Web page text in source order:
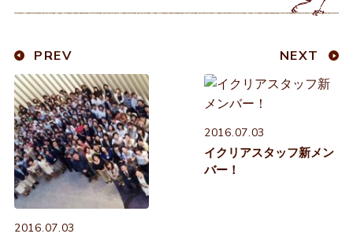
PREV
2016.07.03
NEXT
2016.07.03
イクリアスタッフ新メン
バー！